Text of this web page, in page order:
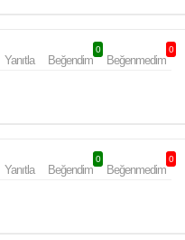
Yanıtla Beğendim
0
Beğenmedim
0
Yanıtla Beğendim
0
Beğenmedim
0